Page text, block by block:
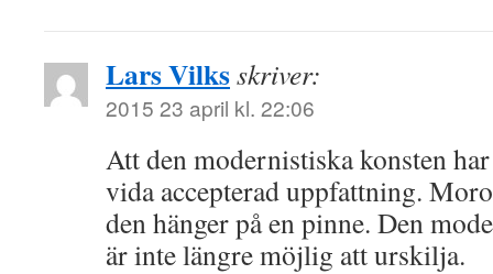
Lars Vilksskriver:
2015 23 april kl. 22:06
Att den modernistiska konsten
vida accepterad uppfattning.
den hänger på en pinne. Den
är inte längre möjlig att urskilja.